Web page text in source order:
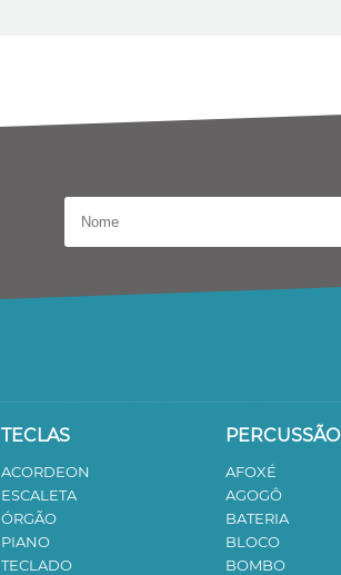
TECLAS
ACORDEON
ESCALETA
ÓRGÃO
PIANO
TECLADO
PERCUSSÃO
AFOXÉ
AGOGÔ
BATERIA
BLOCO
BOMBO